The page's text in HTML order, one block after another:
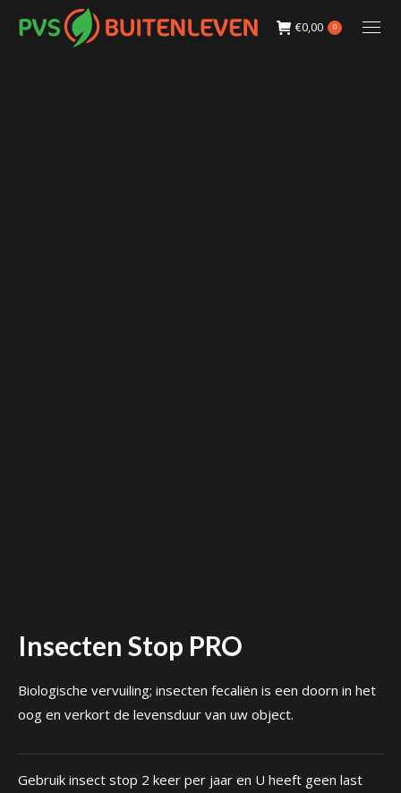
€0,00 0
Insecten Stop PRO
Biologische vervuiling; insecten fecaliën is een doorn in het
oog en verkort de levensduur van uw object.
Gebruik insect stop 2 keer per jaar en U heeft geen last